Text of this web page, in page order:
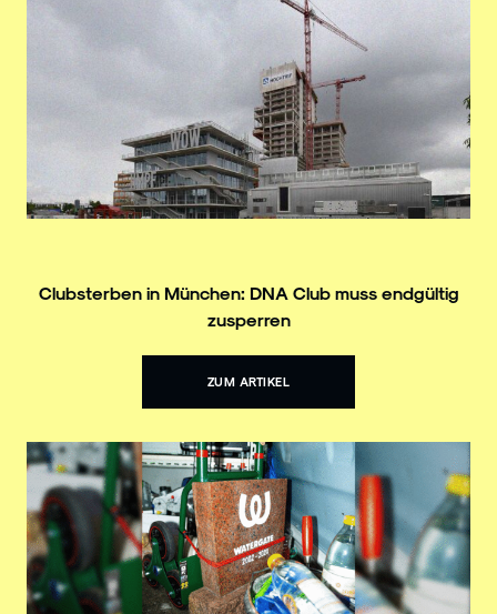
Clubsterben in München: DNA Club muss endgültig
zusperren
ZUM ARTIKEL